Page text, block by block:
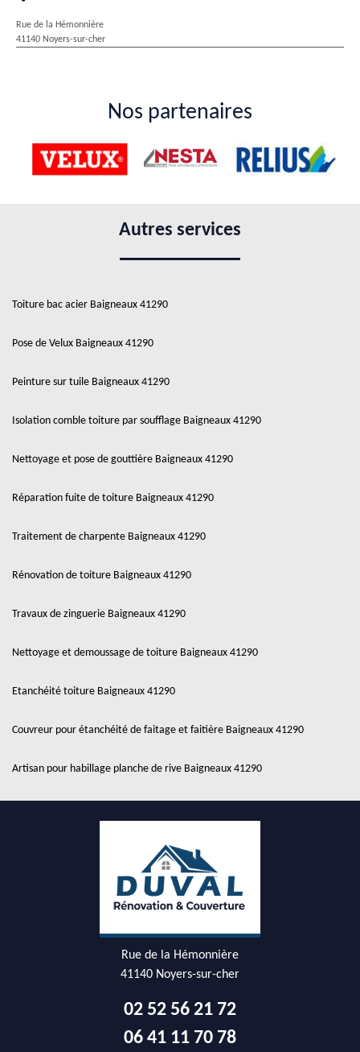
Rue de la Hémonnière
41140 Noyers-sur-cher
Nos partenaires
Autres services
Toiture bac acier Baigneaux 41290
Pose de Velux Baigneaux 41290
Peinture sur tuile Baigneaux 41290
Isolation comble toiture par soufflage Baigneaux 41290
Nettoyage et pose de gouttière Baigneaux 41290
Réparation fuite de toiture Baigneaux 41290
Traitement de charpente Baigneaux 41290
Rénovation de toiture Baigneaux 41290
Travaux de zinguerie Baigneaux 41290
Nettoyage et demoussage de toiture Baigneaux 41290
Etanchéité toiture Baigneaux 41290
Couvreur pour étanchéité de faitage et faitière Baigneaux 41290
Artisan pour habillage planche de rive Baigneaux 41290
Rue de la Hémonnière
41140 Noyers-sur-cher
02 52 56 21 72
06 41 11 70 78